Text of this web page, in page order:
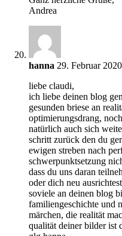
Andrea
hanna 29. Februar
liebe claudi,
ich liebe deinen blog
gesunden briese an
optimierungsdrang,
natürlich auch sich
schritt zurück den du
ewigen streben nach
schwerpunktsetzung
dass du uns daran
oder dich neu
soviele an deinen blog
familiengeschichte und
märchen, die realität
qualität deiner bilder ist